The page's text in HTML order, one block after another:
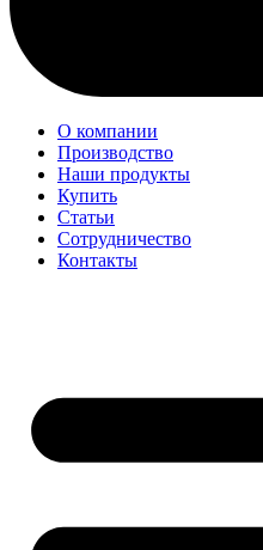
О компании
Производство
Наши продукты
Купить
Статьи
Сотрудничество
Контакты